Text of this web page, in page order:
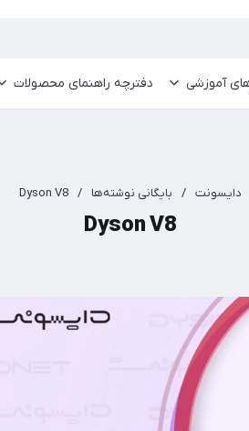
آموزشی دفترچه راهنمای محصولات
دایسونت / بایگانی نوشته‌ها /
Dyson V8
Dyson V8